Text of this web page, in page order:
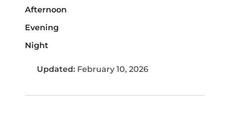
Afternoon
Evening
Night
Updated: February 10, 2026